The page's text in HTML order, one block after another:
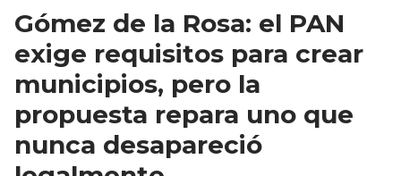
Gómez de la Rosa: el PAN
exige requisitos para crear
municipios, pero la
propuesta repara uno que
nunca desapareció